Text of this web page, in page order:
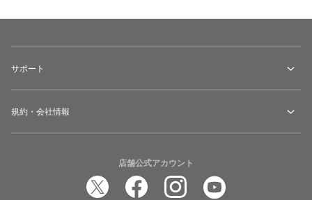
サポート
規約・会社情報
店舗公式アカウント